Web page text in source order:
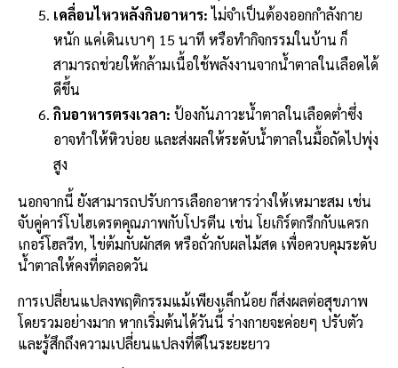
เคลื่อนไหวหลังกินอาหาร:ไม่จำเป็นต้องออกกำลังกาย
หนัก แค่เดินเบาๆ 15 นาที หรือทำกิจกรรมในบ้าน ก็
สามารถช่วยให้กล้ามเนื้อใช้พลังงานจากน้ำตาลในเลือดได้
ดีขึ้น
กินอาหารตรงเวลา: ป้องกันภาวะน้ำตาลในเลือดต่ำซึ่ง
อาจทำให้หิวบ่อย และส่งผลให้ระดับน้ำตาลในมื้อถัดไปพุ่ง
สูง
นอกจากนี้ ยังสามารถปรับการเลือกอาหารว่างให้เหมาะสม เช่น
จับคู่คาร์โบไฮเดรตคุณภาพกับโปรตีน เช่น โยเกิร์ตกรีกกับแครก
เกอร์โฮลวีท, ไข่ต้มกับผักสด หรือถั่วกับผลไม้สด เพื่อควบคุมระดับ
น้ำตาลให้คงที่ตลอดวัน
การเปลี่ยนแปลงพฤติกรรมแม้เพียงเล็กน้อย ก็ส่งผลต่อสุขภาพ
โดยรวมอย่างมาก หากเริ่มต้นได้วันนี้ ร่างกายจะค่อยๆ ปรับตัว
และรู้สึกถึงความเปลี่ยนแปลงที่ดีในระยะยาว